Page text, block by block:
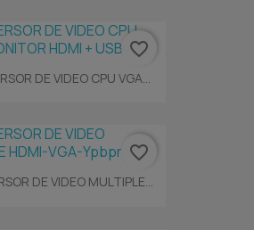
DE VIDEO CPU VGA...
favorite_border
DE VIDEO MULTIPLE...
favorite_border